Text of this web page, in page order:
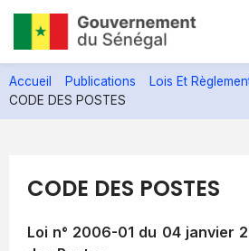
au
contenu
Accueil Publications
Lois Et
CODE DES POSTES
CODE DES POSTES
Loi n° 2006-01 du 04 janvier